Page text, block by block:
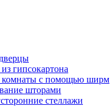
гипсокартона
комнаты с помощью ширм
шторами
стеллажи